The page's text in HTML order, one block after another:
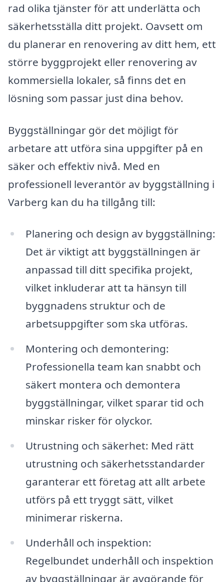
rad olika tjänster för att underlätta och
säkerhetsställa ditt projekt. Oavsett om
du planerar en renovering av ditt hem, ett
större byggprojekt eller renovering av
kommersiella lokaler, så finns det en
lösning som passar just dina behov.
Byggställningar gör det möjligt för
arbetare att utföra sina uppgifter på en
säker och effektiv nivå. Med en
professionell leverantör av byggställning i
Varberg kan du ha tillgång till:
Planering och design av byggställning:
Det är viktigt att byggställningen är
anpassad till ditt specifika projekt,
vilket inkluderar att ta hänsyn till
byggnadens struktur och de
arbetsuppgifter som ska utföras.
Montering och demontering:
Professionella team kan snabbt och
säkert montera och demontera
byggställningar, vilket sparar tid och
minskar risker för olyckor.
Utrustning och säkerhet: Med rätt
utrustning och säkerhetsstandarder
garanterar ett företag att allt arbete
utförs på ett tryggt sätt, vilket
minimerar riskerna.
Underhåll och inspektion:
Regelbundet underhåll och inspektion
av byggställningar är avgörande för